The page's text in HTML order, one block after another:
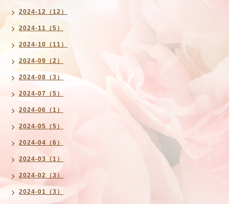
2024-12（12）
2024-11（5）
2024-10（11）
2024-09（2）
2024-08（3）
2024-07（5）
2024-06（1）
2024-05（5）
2024-04（6）
2024-03（1）
2024-02（3）
2024-01（3）